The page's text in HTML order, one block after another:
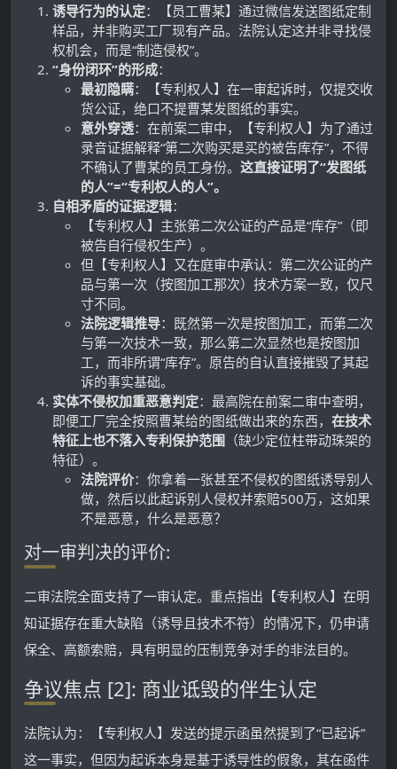
诱导行为的认定：【员工曹某】通过微信发送图纸定制
样品，并非购买工厂现有产品。法院认定这并非寻找侵
权机会，而是“制造侵权”。
“身份闭环”的形成：
最初隐瞒：【专利权人】在一审起诉时，仅提交收
货公证，绝口不提曹某发图纸的事实。
意外穿透：在前案二审中，【专利权人】为了通过
录音证据解释“第二次购买是买的被告库存”，不得
不确认了曹某的员工身份。 这直接证明了“发图纸
的人”=“专利权人的人”。
自相矛盾的证据逻辑：
【专利权人】主张第二次公证的产品是“库存”（即
被告自行侵权生产）。
但【专利权人】又在庭审中承认：第二次公证的产
品与第一次（按图加工那次）技术方案一致，仅尺
寸不同。
法院逻辑推导：既然第一次是按图加工，而第二次
与第一次技术一致，那么第二次显然也是按图加
工，而非所谓“库存”。原告的自认直接摧毁了其起
诉的事实基础。
实体不侵权加重恶意判定：最高院在前案二审中查明，
即便工厂完全按照曹某给的图纸做出来的东西， 在技术
特征上也不落入专利保护范围 （缺少定位柱带动珠架的
特征）。
法院评价：你拿着一张甚至不侵权的图纸诱导别人
做，然后以此起诉别人侵权并索赔500万，这如果
不是恶意，什么是恶意？
对一审判决的评价:
二审法院全面支持了一审认定。重点指出【专利权人】在明
知证据存在重大缺陷（诱导且技术不符）的情况下，仍申请
保全、高额索赔，具有明显的压制竞争对手的非法目的。
争议焦点 [2]: 商业诋毁的伴生认定
法院认为：【专利权人】发送的提示函虽然提到了“已起诉”
这一事实，但因为起诉本身是基于诱导性的假象，其在函件